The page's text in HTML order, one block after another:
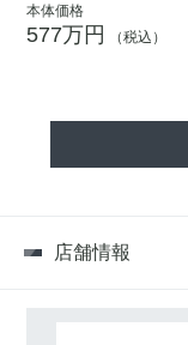
本体価格
577万円 （税込）
店舗情報